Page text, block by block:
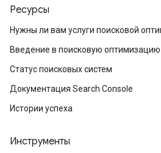
Ресурсы
Нужны ли вам услуги поисковой
Введение в поисковую оптимизацию
Статус поисковых систем
Документация Search Console
Истории успеха
Инструменты